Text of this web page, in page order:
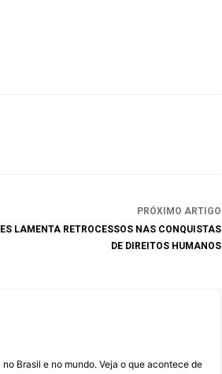
PRÓXIMO ARTIGO
LAMENTA RETROCESSOS NAS CONQUISTAS
DE DIREITOS HUMANOS
Brasil e no mundo. Veja o que acontece de